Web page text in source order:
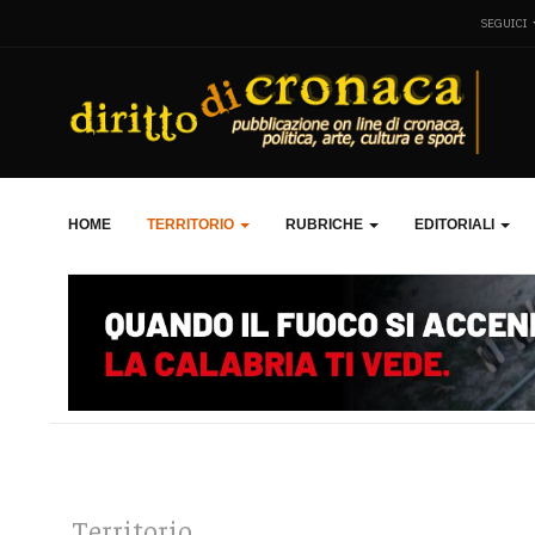
SEGUICI
HOME TERRITORIO RUBRICHE EDITORIALI